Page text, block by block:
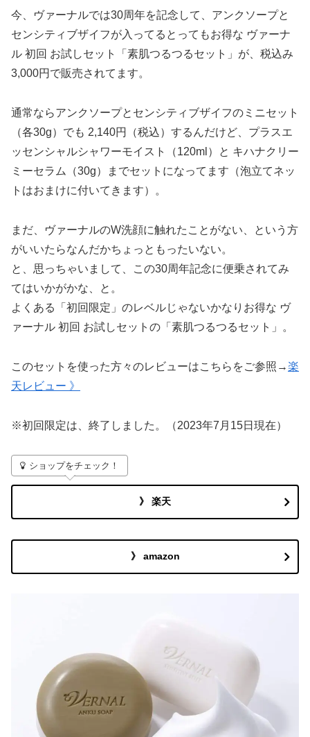
今、ヴァーナルでは30周年を記念して、アンクソープと
センシティブザイフが入ってるとってもお得な ヴァーナ
ル 初回 お試しセット「素肌つるつるセット」が、税込み
3,000円で販売されてます。
通常ならアンクソープとセンシティブザイフのミニセット
（各30g）でも 2,140円（税込）するんだけど、プラスエ
ッセンシャルシャワーモイスト（120ml）と キハナクリー
ミーセラム（30g）までセットになってます（泡立てネッ
トはおまけに付いてきます）。
まだ、ヴァーナルのW洗顔に触れたことがない、という方
がいいたらなんだかちょっともったいない。
と、思っちゃいまして、この30周年記念に便乗されてみ
てはいかがかな、と。
よくある「初回限定」のレベルじゃないかなりお得な ヴ
ァーナル 初回 お試しセットの「素肌つるつるセット」。
このセットを使った方々のレビューはこちらをご参照→楽
天レビュー 》
※初回限定は、終了しました。（2023年7月15日現在）
ショップをチェック！
》 楽天
》 amazon